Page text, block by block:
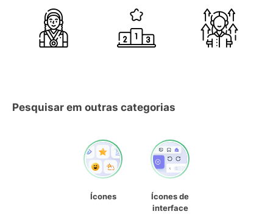
Pesquisar em outras categorias
Ícones
Ícones de
interface